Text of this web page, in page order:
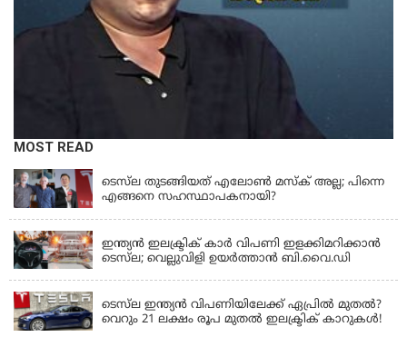
MOST READ
ടെസ്‌ല തുടങ്ങിയത് എലോൺ മസ്‌ക് അല്ല; പിന്നെ
എങ്ങനെ സഹസ്ഥാപകനായി?
ഇന്ത്യൻ ഇലക്ട്രിക് കാർ വിപണി ഇളക്കിമറിക്കാൻ
ടെസ്‌ല; വെല്ലുവിളി ഉയർത്താൻ ബി.വൈ.ഡി
ടെസ്‌ല ഇന്ത്യൻ വിപണിയിലേക്ക് ഏപ്രിൽ മുതൽ?
വെറും 21 ലക്ഷം രൂപ മുതൽ ഇലക്ട്രിക് കാറുകൾ!